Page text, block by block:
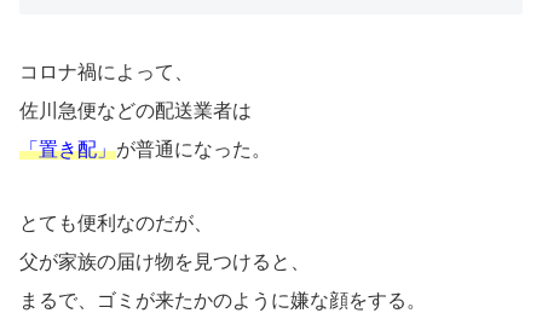
コロナ禍によって、
佐川急便などの配送業者は
「置き配」が普通になった。
とても便利なのだが、
父が家族の届け物を見つけると、
まるで、ゴミが来たかのように嫌な顔をする。